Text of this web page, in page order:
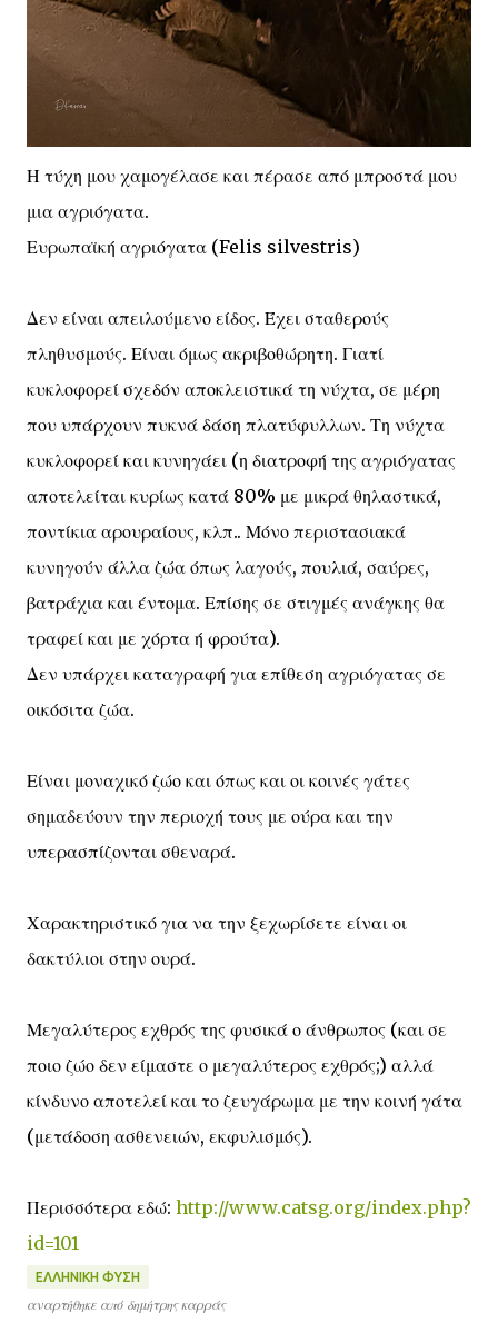
Η τύχη μου χαμογέλασε και πέρασε από μπροστά μου
μια αγριόγατα.
Ευρωπαϊκή αγριόγατα (Felis silvestris)
Δεν είναι απειλούμενο είδος. Έχει σταθερούς
πληθυσμούς. Είναι όμως ακριβοθώρητη. Γιατί
κυκλοφορεί σχεδόν αποκλειστικά τη νύχτα, σε μέρη
που υπάρχουν πυκνά δάση πλατύφυλλων. Τη νύχτα
κυκλοφορεί και κυνηγάει (η διατροφή της αγριόγατας
αποτελείται κυρίως κατά 80% με μικρά θηλαστικά,
ποντίκια αρουραίους, κλπ.. Μόνο περιστασιακά
κυνηγούν άλλα ζώα όπως λαγούς, πουλιά, σαύρες,
βατράχια και έντομα. Επίσης σε στιγμές ανάγκης θα
τραφεί και με χόρτα ή φρούτα).
Δεν υπάρχει καταγραφή για επίθεση αγριόγατας σε
οικόσιτα ζώα.
Είναι μοναχικό ζώο και όπως και οι κοινές γάτες
σημαδεύουν την περιοχή τους με ούρα και την
υπερασπίζονται σθεναρά.
Χαρακτηριστικό για να την ξεχωρίσετε είναι οι
δακτύλιοι στην ουρά.
Μεγαλύτερος εχθρός της φυσικά ο άνθρωπος (και σε
ποιο ζώο δεν είμαστε ο μεγαλύτερος εχθρός;) αλλά
κίνδυνο αποτελεί και το ζευγάρωμα με την κοινή γάτα
(μετάδοση ασθενειών, εκφυλισμός).
Περισσότερα εδώ: http://www.catsg.org/index.php?
id=101
ΕΛΛΗΝΙΚΗ ΦΥΣΗ
αναρτήθηκε από δημήτρης καρράς